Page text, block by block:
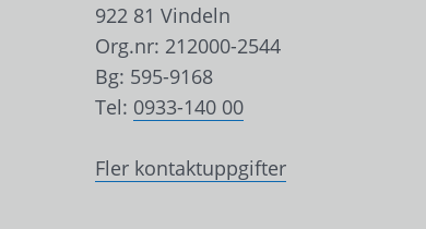
922 81 Vindeln
Org.nr: 212000-2544
Bg: 595-9168
Tel: 0933-140 00
Fler kontaktuppgifter